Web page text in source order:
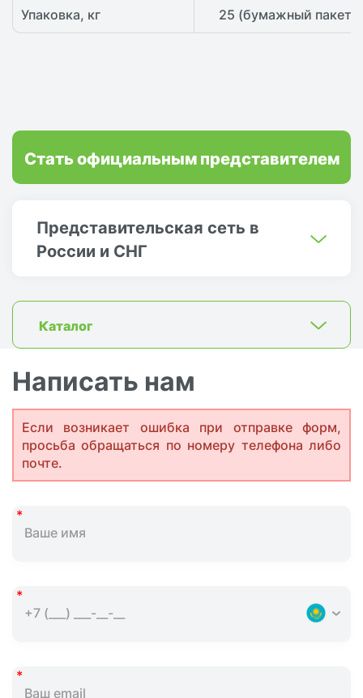
Упаковка, кг 25 (бумажный пакет)
Представительская сеть в
России и СНГ
Стать официальным представителем
Каталог
Написать нам
Если возникает ошибка при отправке форм,
просьба обращаться по номеру телефона либо
почте.